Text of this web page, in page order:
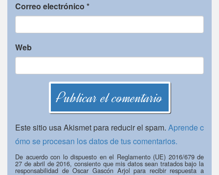
Correo electrónico *
Web
Este sitio usa Akismet para reducir el spam. Aprende c
ómo se procesan los datos de tus comentarios.
De acuerdo con lo dispuesto en el Reglamento (UE) 2016/679 de
27 de abril de 2016, consiento que mis datos sean tratados bajo la
responsabilidad de Oscar Gascón Arjol para recibir respuesta a